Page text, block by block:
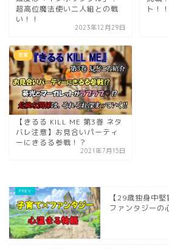
超高位魔法使い二人組との戦
い！！
2023年12月29日
ト！！
恋愛
【きるる KILL ME 第3巻 ネタ
バレ注意】お見合いパーティ
ーにきるる参戦！？
2021年7月15日
【29歳独身中
ファンタジーの